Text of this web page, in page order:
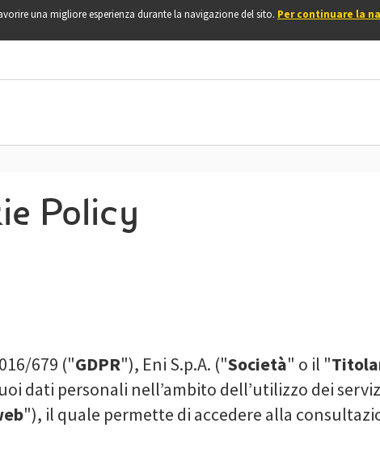
una migliore esperienza durante la navigazione del sito. Per continuare la
Policy
679 ("GDPR"), Eni S.p.A. ("Società" o il "
dati personali nell’ambito dell’utilizzo dei
"), il quale permette di accedere alla